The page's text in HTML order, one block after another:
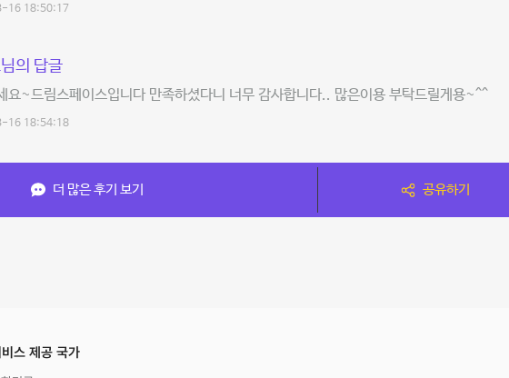
16 18:50:17
의 답글
요~드림스페이스입니다 만족하셨다니 너무 감사합니다.. 많은이용 부탁드릴게용~^^
16 18:54:18
더 많은 후기 보기 공유하기
스 제공 국가